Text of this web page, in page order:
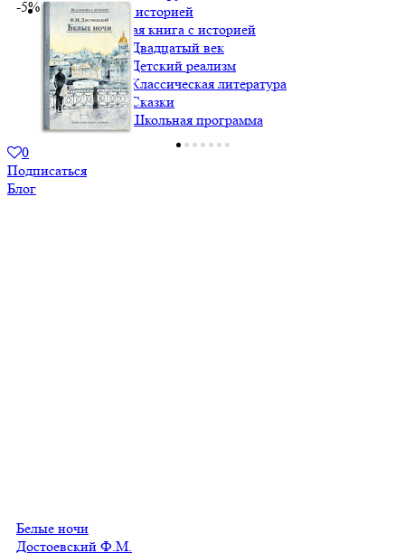
Малая книга с историей
Вся Малая книга с историей
МКСИ: Двадцатый век
МКСИ: Детский реализм
МКСИ: Классическая литература
МКСИ: Сказки
МКСИ: Школьная программа
0
Подписаться
Блог
-5%
Белые ночи
Достоевский Ф.М.